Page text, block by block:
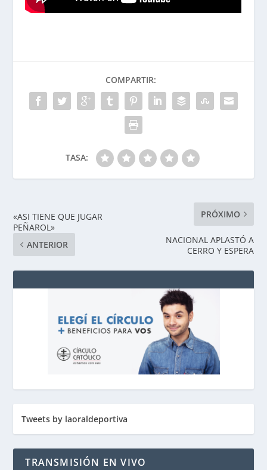
COMPARTIR:
TASA:
«ASI TIENE QUE JUGAR
PEÑAROL»
ANTERIOR
PRÓXIMO
NACIONAL APLASTÓ A
CERRO Y ESPERA
Tweets by laoraldeportiva
TRANSMISIÓN EN VIVO